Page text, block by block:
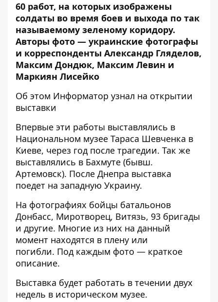
60 работ, на которых изображены
солдаты во время боев и выхода по так
называемому зеленому коридору.
Авторы фото — украинские фотографы
и корреспонденты Александр Гляделов,
Максим Дондюк, Максим Левин и
Маркиян Лисейко
Об этом Информатор узнал на открытии
выставки
Впервые эти работы выставлялись в
Национальном музее Тараса Шевченка в
Киеве, через год после трагедии. Так же
выставлялись в Бахмуте (бывш.
Артемовск). После Днепра выставка
поедет на западную Украину.
На фотографиях бойцы батальонов
Донбасс, Миротворец, Витязь, 93 бригады
и другие. Многие из них на данный
момент находятся в плену или
погибли. Под каждым фото — краткое
описание.
Выставка будет работать в течении двух
недель в историческом музее.